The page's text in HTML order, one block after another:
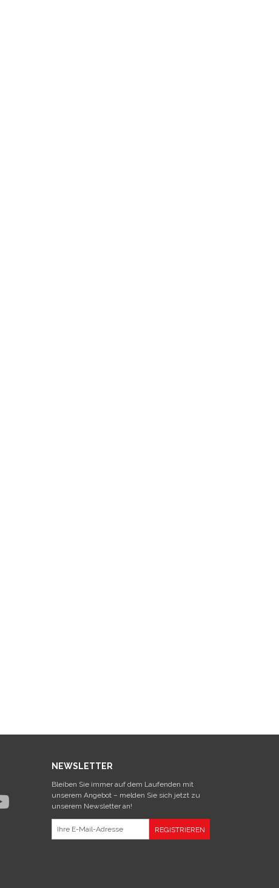
NEWSLETTER
Bleiben Sie immer auf dem Laufenden mit
unserem Angebot – melden Sie sich jetzt zu
unserem Newsletter an!